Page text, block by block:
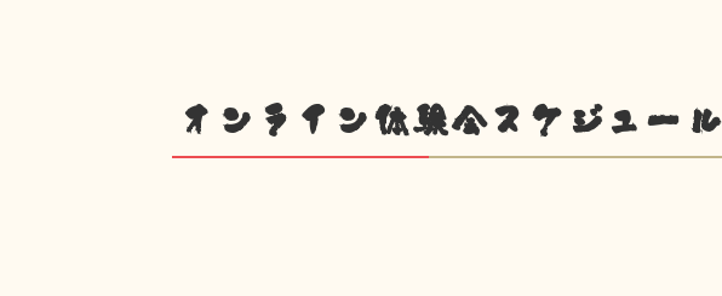
オンライン体験会スケジュール